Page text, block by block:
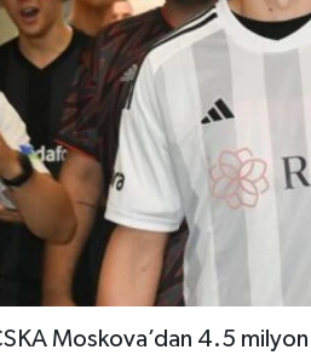
Moskova’dan 4.5